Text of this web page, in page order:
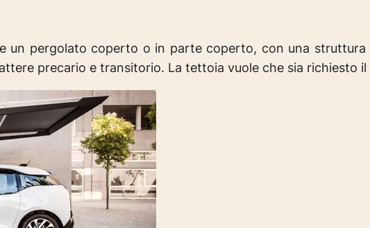
un pergolato coperto o in parte coperto, con una struttura
precario e transitorio. La tettoia vuole che sia richiesto il